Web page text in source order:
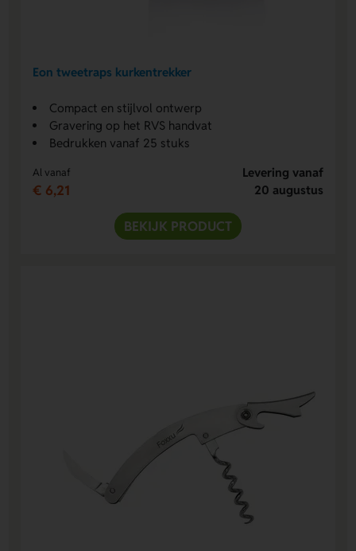
Eon tweetraps kurkentrekker
Compact en stijlvol ontwerp
Gravering op het RVS handvat
Bedrukken vanaf 25 stuks
Al vanaf
€ 6,21
Levering vanaf
20 augustus
BEKIJK PRODUCT